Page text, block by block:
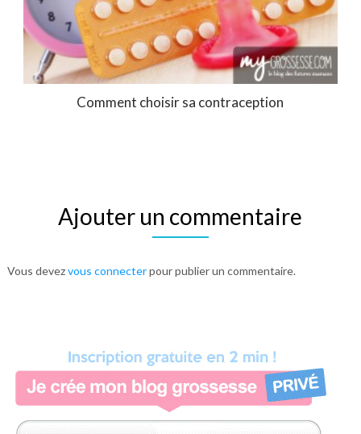
Comment choisir sa contraception
Ajouter un commentaire
Vous devezvous connecterpour publier un commentaire.